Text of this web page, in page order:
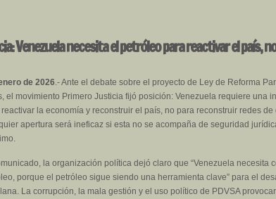
Venezuela necesita el petróleo para reactivar el país,
de 2026.- Ante el debate sobre el proyecto de Ley de Reforma
el movimiento Primero Justicia fijó posición: Venezuela requiere una
la economía y reconstruir el país, no para reconstruir redes de
apertura será ineficaz si esta no se acompaña de seguridad
la organización política dejó claro que “Venezuela necesita
porque el petróleo sigue siendo una herramienta clave” para el
La corrupción, la mala gestión y el uso político de PDVSA